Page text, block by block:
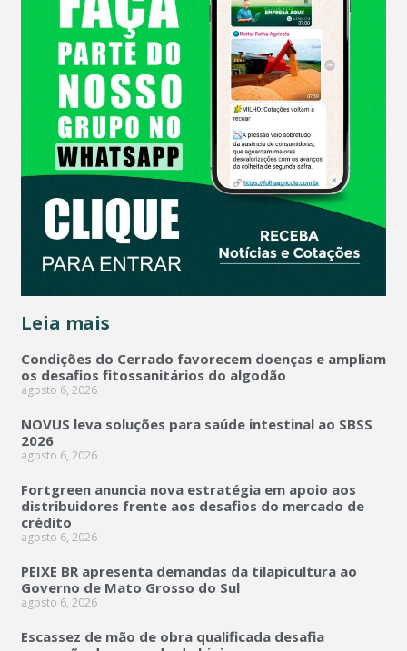
Leia mais
Condições do Cerrado favorecem doenças e ampliam
os desafios fitossanitários do algodão
agosto 6, 2026
NOVUS leva soluções para saúde intestinal ao SBSS
2026
agosto 6, 2026
Fortgreen anuncia nova estratégia em apoio aos
distribuidores frente aos desafios do mercado de
crédito
agosto 6, 2026
PEIXE BR apresenta demandas da tilapicultura ao
Governo de Mato Grosso do Sul
agosto 6, 2026
Escassez de mão de obra qualificada desafia